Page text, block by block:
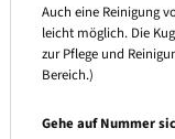
Auch eine Reinigung
leicht möglich. Die
zur Pflege und
Bereich.)
Gehe auf Nummer